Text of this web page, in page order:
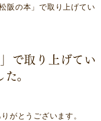
阪の本」で取り上げてい
で取り上げてい
。
がとうございます。